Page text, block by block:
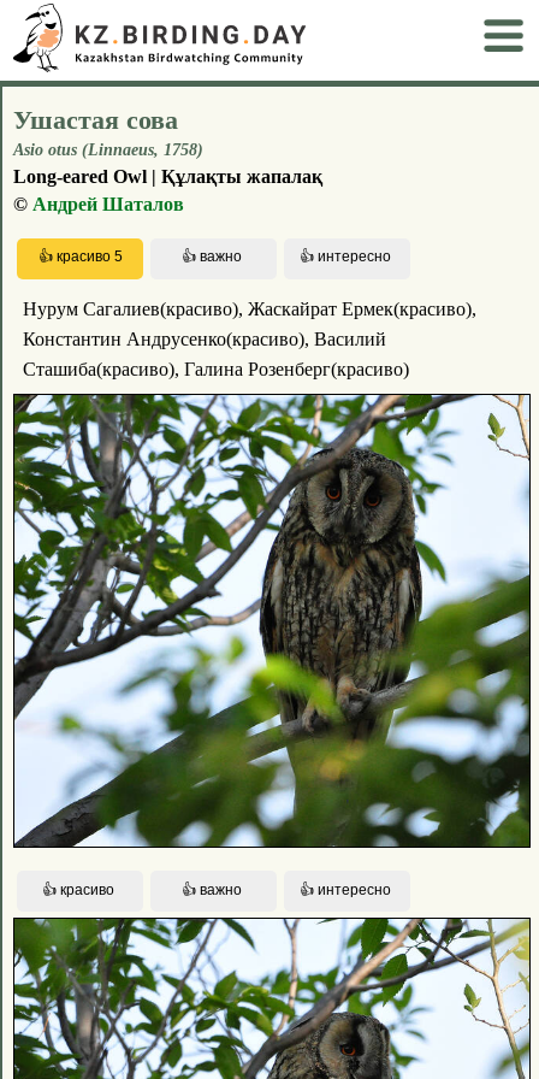
Ушастая сова
Asio otus (Linnaeus, 1758)
Long-eared Owl | Құлақты жапалақ
© Андрей Шаталов
Нурум Сагалиев(красиво), Жаскайрат Ермек(красиво),
Константин Андрусенко(красиво), Василий
Сташиба(красиво), Галина Розенберг(красиво)